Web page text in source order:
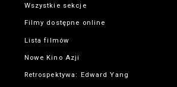
Wszystkie sekcje
Filmy dostępne online
Lista filmów
Nowe Kino Azji
Retrospektywa: Edward Yang